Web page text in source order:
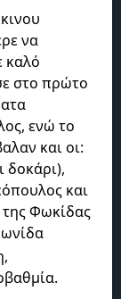
να
καλό
στο πρώτο
ενώ το
και οι:
δοκάρι),
και
Φωκίδας